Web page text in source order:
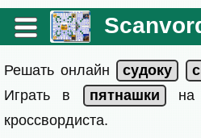
Решать онлайн
Играть в
на
кроссвордиста.